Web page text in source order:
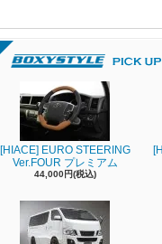
[HIACE] EURO STEERING
Ver.FOUR プレミアム
44,000円(税込)